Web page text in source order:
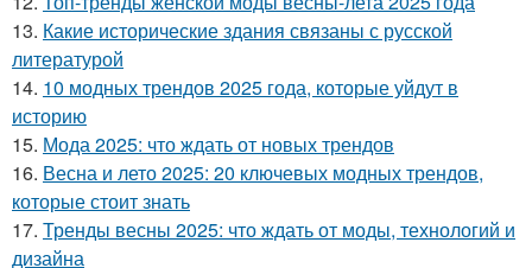
13. Какие исторические здания связаны с русской
литературой
14. 10 модных трендов 2025 года, которые уйдут в
историю
15. Мода 2025: что ждать от новых трендов
16. Весна и лето 2025: 20 ключевых модных трендов,
которые стоит знать
17. Тренды весны 2025: что ждать от моды, технологий и
дизайна